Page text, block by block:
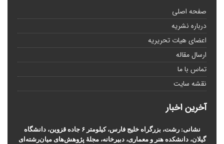
صفحه اصلی
درباره نشریه
اعضای هیات تحریریه
ارسال مقاله
تماس با ما
نقشه سایت
آخرین اخبار
نشانی: رشت، بزرگراه خلیج فارس، کیلومتر ۶ جاده قزوین، دانشگاه
گیلان، دانشکده هنر و معماری، دبیرخانه، مجلۀ پژوهش‌های میان‌رشته‌ای